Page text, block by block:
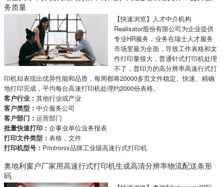
务质量
【快速浏览】人才中介机构
Realisator股份有限公司为企业提供
专业HR服务，业务在瑞士人才服务
市场里最为全面，导致工作表格和文
件打印量很大，普通针式打印机处理
不了，普印力的高分辨率高速行式打
印机却表现出优异性能和品质，每周都将20000多页文件稳定、快速、精确
地打印完成，平均每台高速打印机处理约2000份表格。
客户行业： 其他行业或产业
客户类型： 中介服务公司
客户部门： 运营部门
批量快速打印： 企事业单位业务报表
打印文件类型： 表格，文件
打印机型号： Printronix品牌工业级高速行式打印机
奥地利窗户厂家用高速行式打印机生成高清分辨率物流配送条形
码